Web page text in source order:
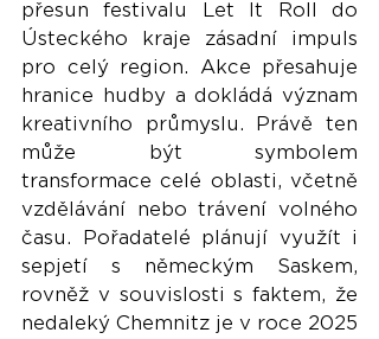
přesun festivalu Let It Roll do
Ústeckého kraje zásadní impuls
pro celý region. Akce přesahuje
hranice hudby a dokládá význam
kreativního průmyslu. Právě ten
může být symbolem
transformace celé oblasti, včetně
vzdělávání nebo trávení volného
času. Pořadatelé plánují využít i
sepjetí s německým Saskem,
rovněž v souvislosti s faktem, že
nedaleký Chemnitz je v roce 2025